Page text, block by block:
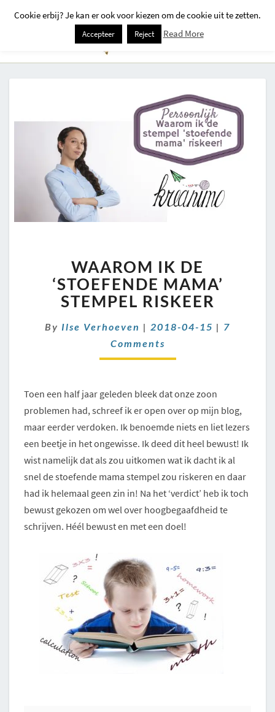
IK
DE
‘STOEFENDE
MAMA’
RISKEER
WAAROM IK DE
‘STOEFENDE MAMA’
STEMPEL RISKEER
By Ilse Verhoeven | 2018-04-15 | 7
Comments
Toen een half jaar geleden bleek dat onze zoon
problemen had, schreef ik er open over op mijn blog,
maar eerder verdoken. Ik benoemde niets en liet lezers
een beetje in het ongewisse. Ik deed dit heel bewust! Ik
wist namelijk dat als zou uitkomen wat ik dacht ik al
snel de stoefende mama stempel zou riskeren en daar
had ik helemaal geen zin in! Na het ‘verdict’ heb ik toch
bewust gekozen om wel over hoogbegaafdheid te
schrijven. Héél bewust en met een doel!
Cookie erbij? Je kan er ook voor kiezen om de cookie uit te zetten.
Accepteer Reject Read More